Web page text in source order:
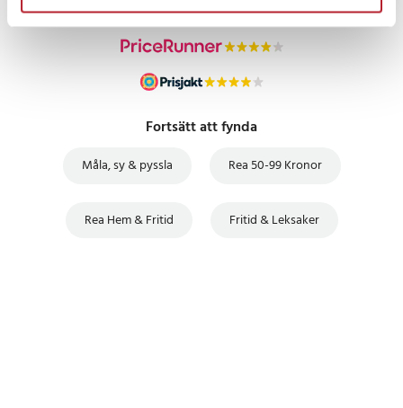
Fortsätt att fynda
Måla, sy & pyssla Rea 50-99 Kronor
Rea Hem & Fritid Fritid & Leksaker